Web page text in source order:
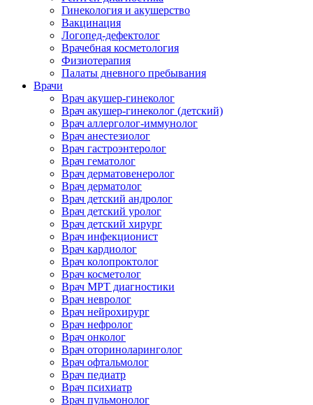
Гинекология и акушерство
Вакцинация
Логопед-дефектолог
Врачебная косметология
Физиотерапия
Палаты дневного пребывания
Врачи
Врач акушер-гинеколог
Врач акушер-гинеколог (детский)
Врач аллерголог-иммунолог
Врач анестезиолог
Врач гастроэнтеролог
Врач гематолог
Врач дерматовенеролог
Врач дерматолог
Врач детский андролог
Врач детский уролог
Врач детский хирург
Врач инфекционист
Врач кардиолог
Врач колопроктолог
Врач косметолог
Врач МРТ диагностики
Врач невролог
Врач нейрохирург
Врач нефролог
Врач онколог
Врач оториноларинголог
Врач офтальмолог
Врач педиатр
Врач психиатр
Врач пульмонолог